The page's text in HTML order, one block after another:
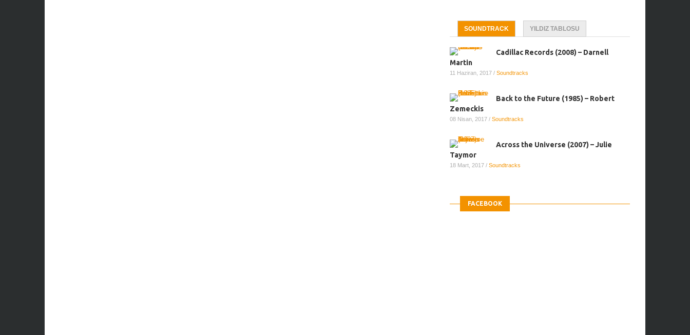
SOUNDTRACK YILDIZ TABLOSU
Cadillac Records (2008) – Darnell
Martin
11 Haziran, 2017 / Soundtracks
Back to the Future (1985) – Robert
Zemeckis
08 Nisan, 2017 / Soundtracks
Across the Universe (2007) – Julie
Taymor
18 Mart, 2017 / Soundtracks
FACEBOOK